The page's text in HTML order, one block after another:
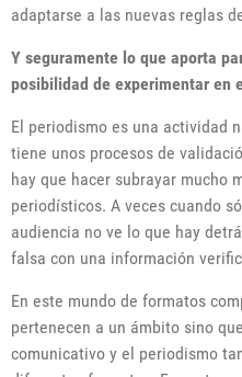
adaptarse a las nuevas reglas
Y seguramente lo que aporta
posibilidad de experimentar en
El periodismo es una actividad
tiene unos procesos de
hay que hacer subrayar mucho
periodísticos. A veces cuando
audiencia no ve lo que hay
falsa con una información
En este mundo de formatos
pertenecen a un ámbito sino
comunicativo y el periodismo